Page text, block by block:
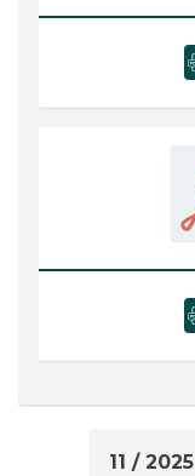
11 / 2025